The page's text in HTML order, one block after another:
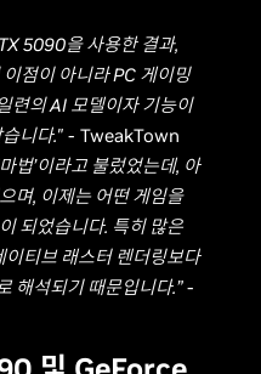
5090을 사용한 결과,
점이 아니라 PC 게이밍
련의 AI 모델이자 기능이
니다." - TweakTown
법’이라고 불렀었는데, 아
며, 이제는 어떤 게임을
되었습니다. 특히 많은
티브 래스터 렌더링보다
해석되기 때문입니다.”-